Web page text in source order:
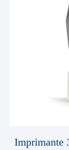
Imprimante